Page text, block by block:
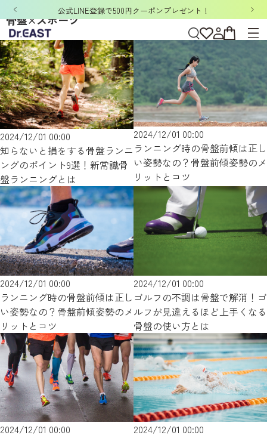
公式LINE登録で500円クーポンプレゼント！
骨盤×スポーツ
2024/12/01 00:00
知らないと損をする骨盤ランニ
ングのポイント9選！新常識骨
盤ランニングとは
2024/12/01 00:00
ランニング時の骨盤前傾は正し
い姿勢なの？骨盤前傾姿勢のメ
リットとコツ
2024/12/01 00:00
ランニング時の骨盤前傾は正し
い姿勢なの？骨盤前傾姿勢のメ
リットとコツ
2024/12/01 00:00
ゴルフの不調は骨盤で解消！ゴ
ルフが見違えるほど上手くなる
骨盤の使い方とは
2024/12/01 00:00
2024/12/01 00:00